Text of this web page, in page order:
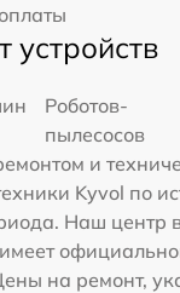
устройств
Роботов-
пылесосов
и
Kyvol по
Наш центр
на ремонт,